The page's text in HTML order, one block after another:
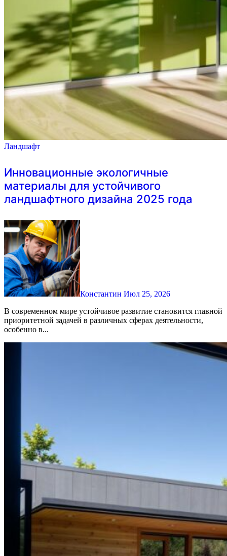
Ландшафт
Инновационные экологичные
материалы для устойчивого
ландшафтного дизайна 2025 года
Константин Июл 25, 2026
В современном мире устойчивое развитие становится главной
приоритетной задачей в различных сферах деятельности,
особенно в...